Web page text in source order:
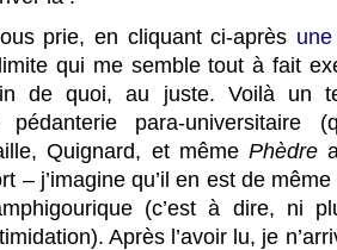
prie, en cliquant ci-après
qui me semble tout à fait
de quoi, au juste. Voilà un
pédanterie para-universitaire
Quignard, et même Phèdre
– j’imagine qu’il en est de
(c’est à dire, ni
Après l’avoir lu, je